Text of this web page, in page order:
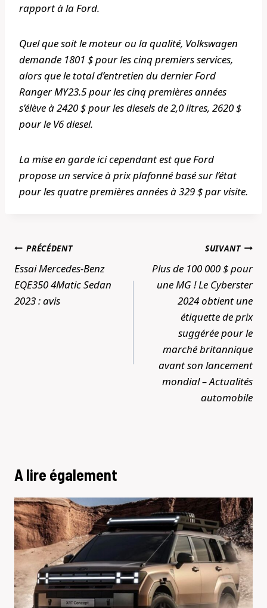
rapport à la Ford.
Quel que soit le moteur ou la qualité, Volkswagen
demande 1801 $ pour les cinq premiers services,
alors que le total d’entretien du dernier Ford
Ranger MY23.5 pour les cinq premières années
s’élève à 2420 $ pour les diesels de 2,0 litres, 2620 $
pour le V6 diesel.
La mise en garde ici cependant est que Ford
propose un service à prix plafonné basé sur l’état
pour les quatre premières années à 329 $ par visite.
Navigation
de
l’article
PRÉCÉDENT
Essai Mercedes-Benz
EQE350 4Matic Sedan
2023 : avis
SUIVANT
Plus de 100 000 $ pour
une MG ! Le Cyberster
2024 obtient une
étiquette de prix
suggérée pour le
marché britannique
avant son lancement
mondial – Actualités
automobile
A lire également